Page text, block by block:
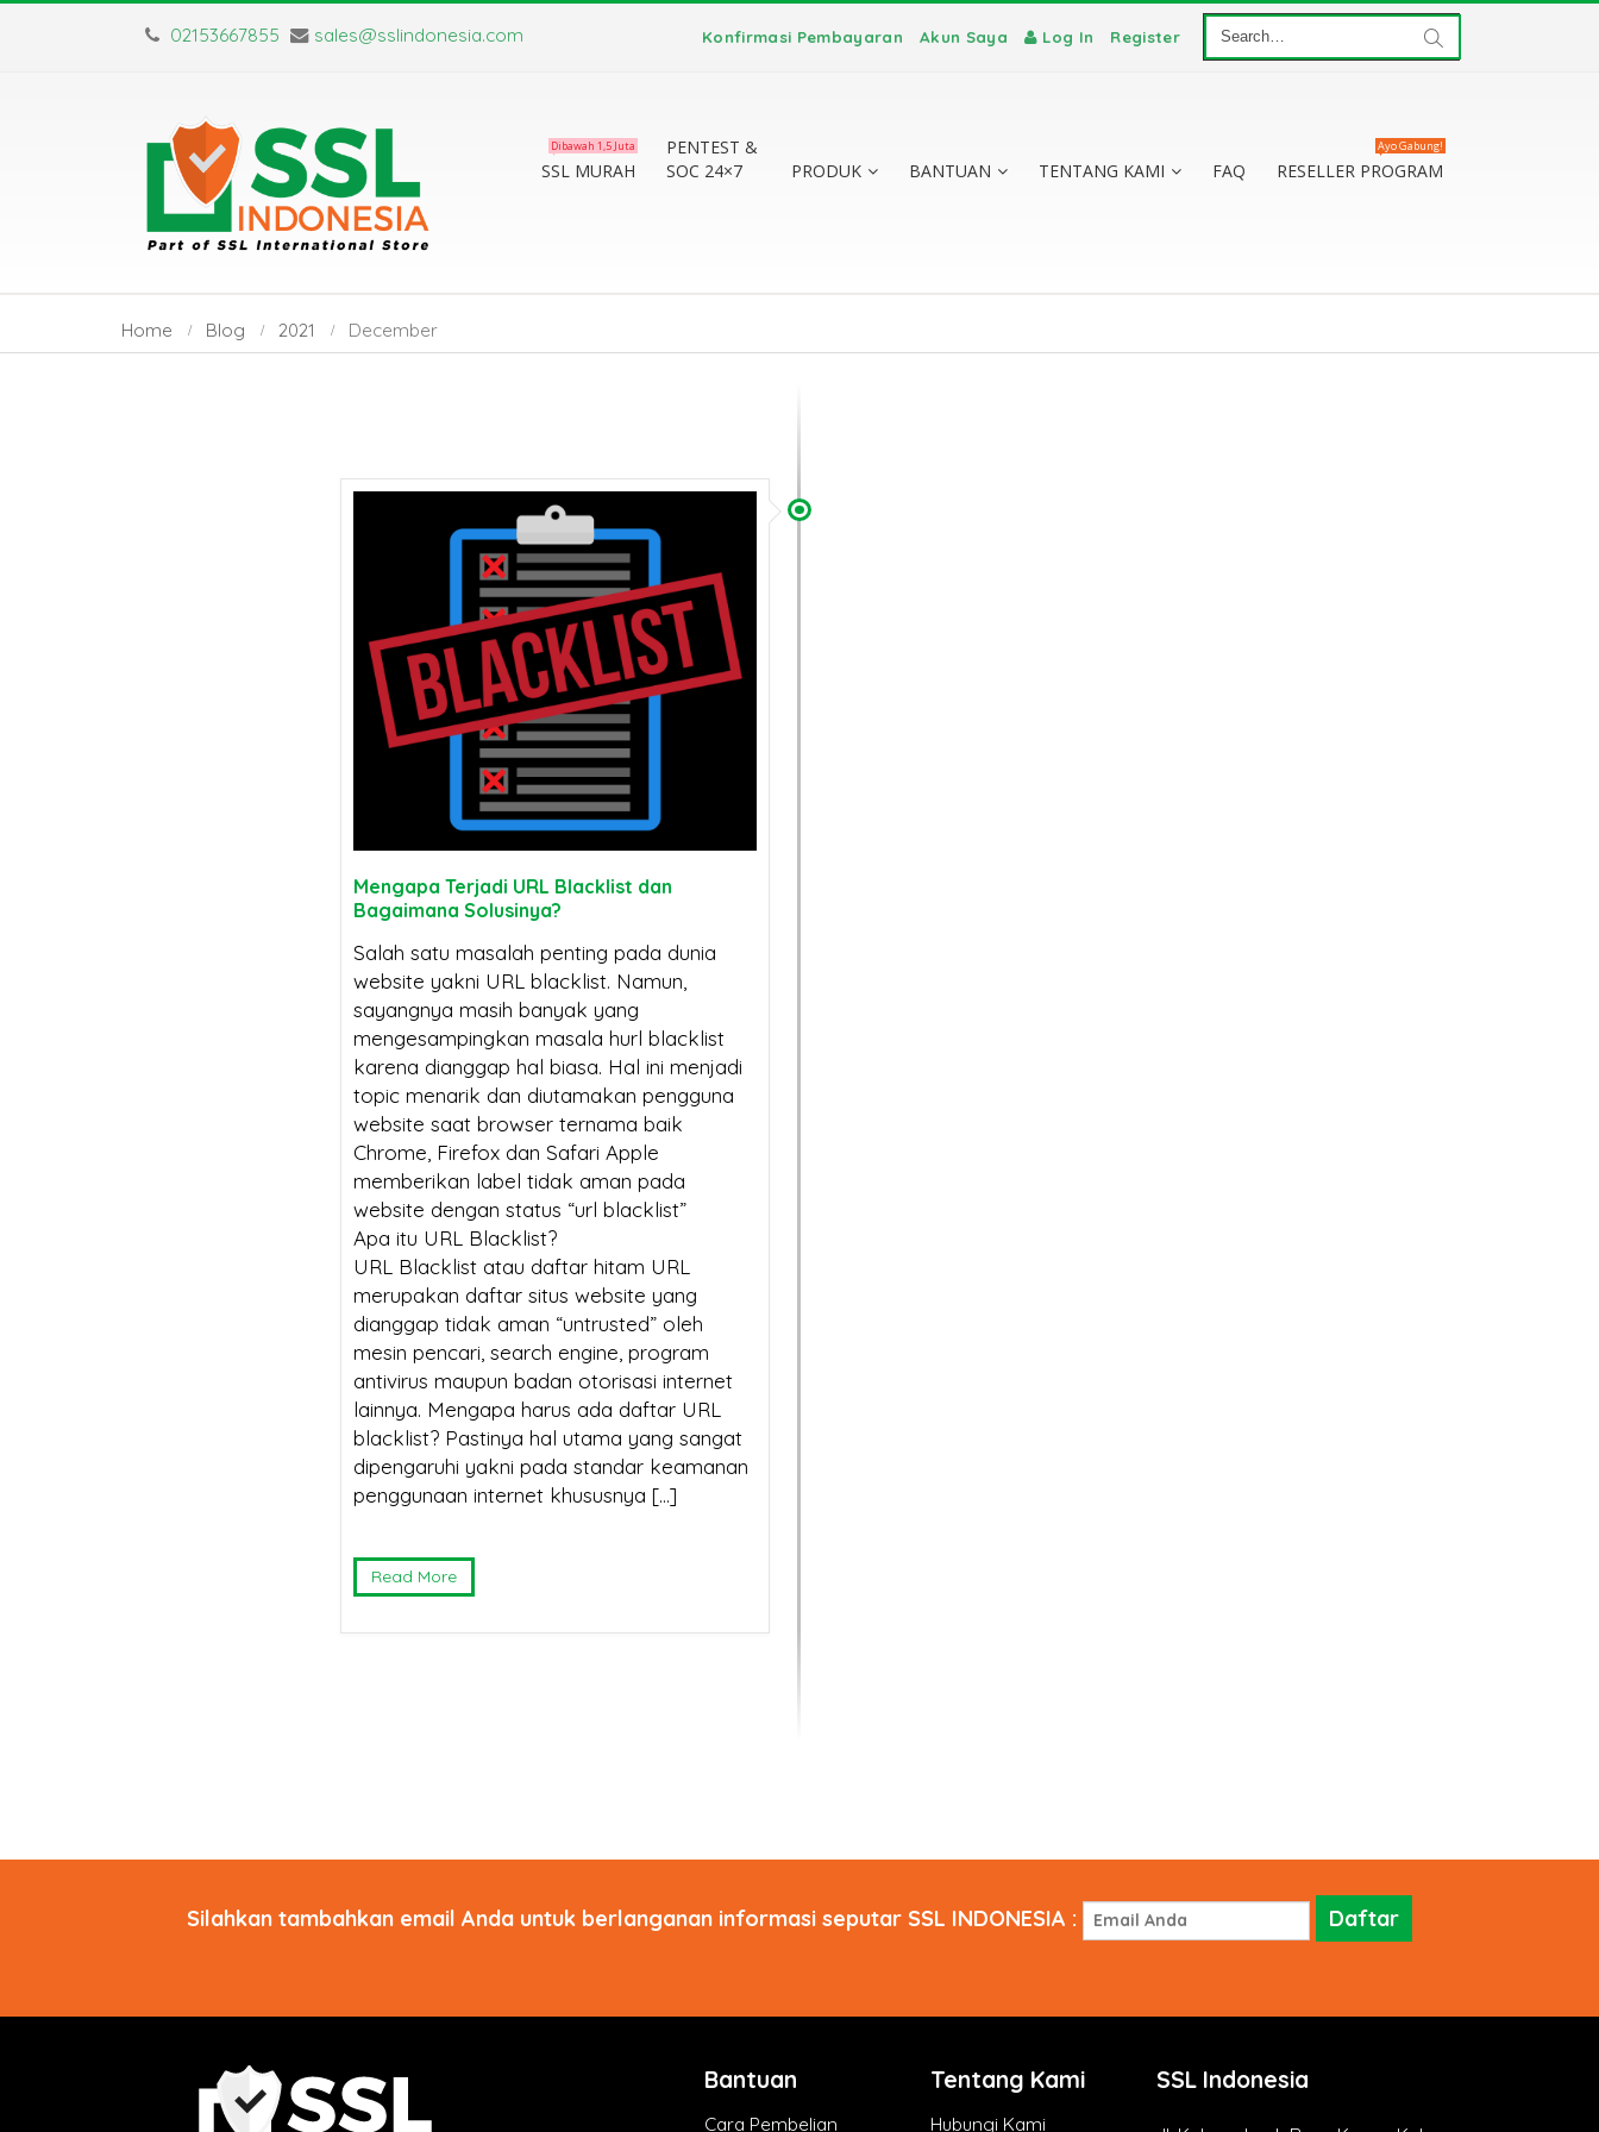
02153667855 sales@sslindonesia.com Konfirmasi Pembayaran Akun Saya Log In Register
SSL MURAH
Dibawah 1,5 Juta
PENTEST &
SOC 24×7
PRODUK BANTUAN TENTANG KAMI FAQ RESELLER PROGRAM
Ayo Gabung!
Home Blog 2021 December
Mengapa Terjadi URL Blacklist dan
Bagaimana Solusinya?
Salah satu masalah penting pada dunia
website yakni URL blacklist. Namun,
sayangnya masih banyak yang
mengesampingkan masala hurl blacklist
karena dianggap hal biasa. Hal ini menjadi
topic menarik dan diutamakan pengguna
website saat browser ternama baik
Chrome, Firefox dan Safari Apple
memberikan label tidak aman pada
website dengan status “url blacklist”
Apa itu URL Blacklist?
URL Blacklist atau daftar hitam URL
merupakan daftar situs website yang
dianggap tidak aman “untrusted” oleh
mesin pencari, search engine, program
antivirus maupun badan otorisasi internet
lainnya. Mengapa harus ada daftar URL
blacklist? Pastinya hal utama yang sangat
dipengaruhi yakni pada standar keamanan
penggunaan internet khususnya […]
Read More
Silahkan tambahkan email Anda untuk berlanganan informasi seputar SSL INDONESIA :
Bantuan
Cara Pembelian
Tentang Kami
Hubungi Kami
SSL Indonesia